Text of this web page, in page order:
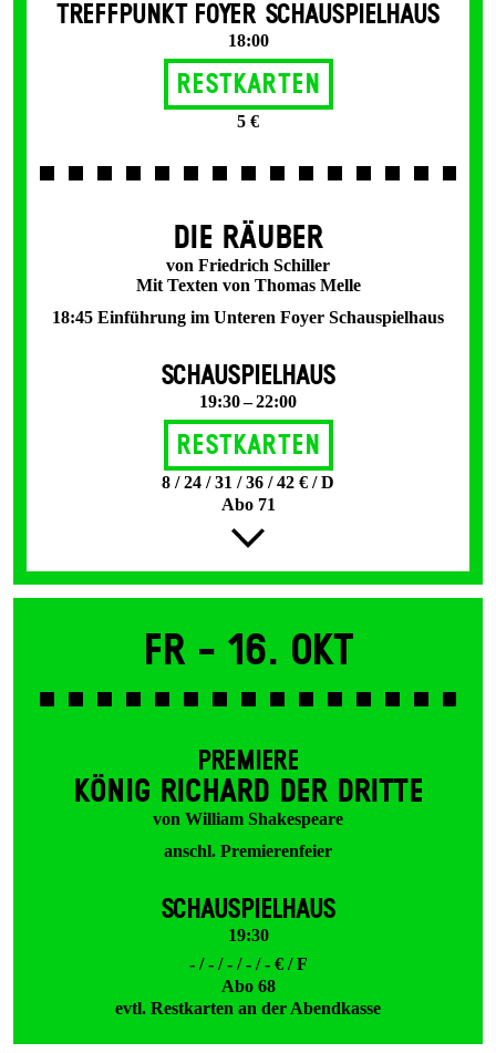
TREFFPUNKT FOYER SCHAUSPIELHAUS
18:00
Restkarten
5 €
DIE RÄUBER
von Friedrich Schiller
Mit Texten von Thomas Melle
18:45 Einführung im Unteren Foyer Schauspielhaus
SCHAUSPIELHAUS
19:30 – 22:00
Restkarten
8 / 24 / 31 / 36 / 42 € / D
Abo 71
Fr - 16. Okt
PREMIERE
KÖNIG RICHARD DER DRITTE
von William Shakespeare
anschl. Premierenfeier
SCHAUSPIELHAUS
19:30
- / - / - / - / - € / F
Abo 68
evtl. Restkarten an der Abendkasse